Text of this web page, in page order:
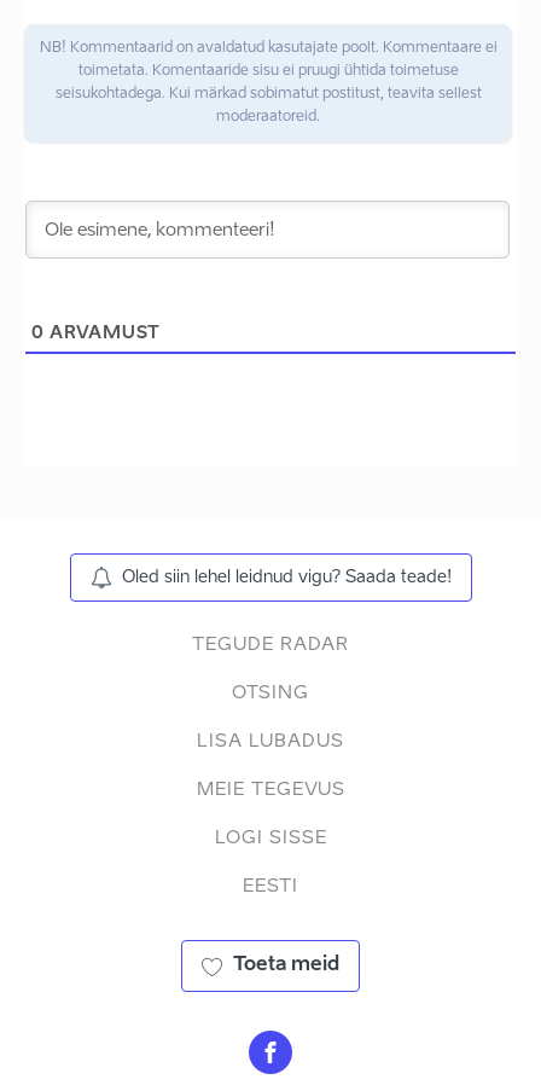
NB! Kommentaarid on avaldatud kasutajate poolt. Kommentaare ei
toimetata. Komentaaride sisu ei pruugi ühtida toimetuse
seisukohtadega. Kui märkad sobimatut postitust, teavita sellest
moderaatoreid.
0 ARVAMUST
Oled siin lehel leidnud vigu? Saada teade!
TEGUDE RADAR
OTSING
LISA LUBADUS
MEIE TEGEVUS
LOGI SISSE
EESTI
Toeta meid